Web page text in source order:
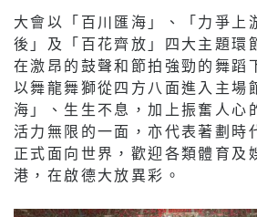
大會以「百川匯海」、「力爭上
後」及「百花齊放」四大主題環
在激昂的鼓聲和節拍強勁的舞蹈
以舞龍舞獅從四方八面進入主場
海」、生生不息，加上振奮人心
活力無限的一面，亦代表著劃時
正式面向世界，歡迎各類體育及
港，在啟德大放異彩。